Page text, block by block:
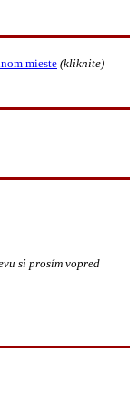
mieste (kliknite)
si prosím vopred